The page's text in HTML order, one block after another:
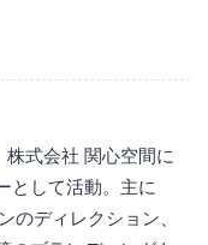
式会社 関心空間に
として活動。主に
ディレクション、